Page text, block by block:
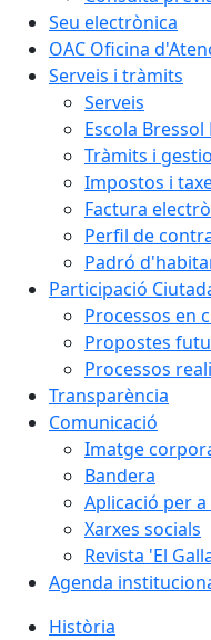
Seu electrònica
OAC Oficina
Serveis i tràmits
Serveis
Escola
Tràmits i
Impostos i
Factura
Perfil de
Padró
Participació
Processos en
Propostes
Processos
Transparència
Comunicació
Imatge
Bandera
Aplicació per
Xarxes socials
Revista 'El
Agenda
Història